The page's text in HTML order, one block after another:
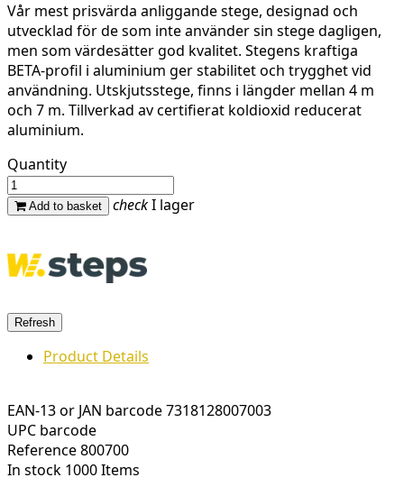
Vår mest prisvärda anliggande stege, designad och
utvecklad för de som inte använder sin stege dagligen,
men som värdesätter god kvalitet. Stegens kraftiga
BETA-profil i aluminium ger stabilitet och trygghet vid
användning. Utskjutsstege, finns i längder mellan 4 m
och 7 m. Tillverkad av certifierat koldioxid reducerat
aluminium.
Quantity
Add to basket checkI lager
Product Details
EAN-13 or JAN barcode7318128007003
UPC barcode
Reference800700
In stock 1000 Items